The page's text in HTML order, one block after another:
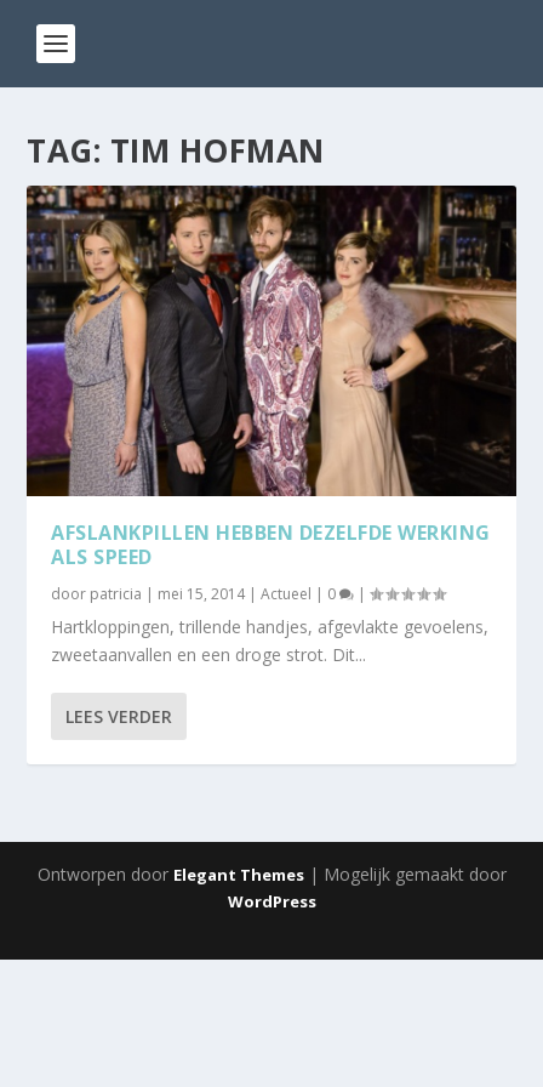
TAG: TIM HOFMAN
AFSLANKPILLEN HEBBEN DEZELFDE WERKING
ALS SPEED
door patricia | mei 15, 2014|Actueel | 0 |
Hartkloppingen, trillende handjes, afgevlakte gevoelens,
zweetaanvallen en een droge strot. Dit...
LEES VERDER
Ontworpen door Elegant Themes| Mogelijk gemaakt door
WordPress